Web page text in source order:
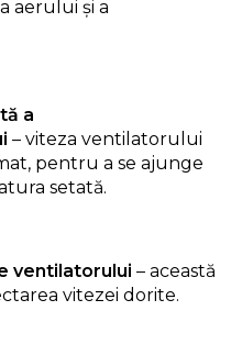
aerului și a
a
– viteza ventilatorului
pentru a se ajunge
setată.
ventilatorului – această
vitezei dorite.